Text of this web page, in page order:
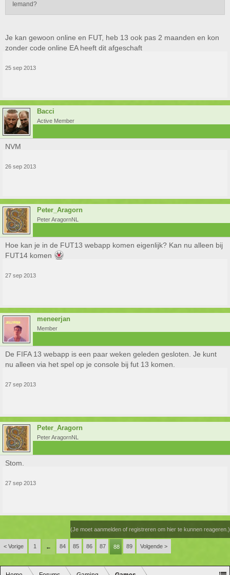
Iemand?
Je kan gewoon online en FUT, heb 13 ook pas 2 maanden en kon
zonder code online EA heeft dit afgeschaft
25 sep 2013
Bacci
Active Member
NVM
26 sep 2013
Peter_Aragorn
Peter AragornNL
Hoe kan je in de FUT13 webapp komen eigenlijk? Kan nu alleen bij
FUT14 komen
27 sep 2013
meneerjan
Member
De FIFA 13 webapp is een paar weken geleden gesloten. Je kunt
nu alleen via het spel op je console bij fut 13 komen.
27 sep 2013
Peter_Aragorn
Peter AragornNL
Stom.
27 sep 2013
(Je moet aanmelden of registreren om hier te kunnen reageren.)
< Vorige 1 ← 84 85 86 87 88 89 Volgende >